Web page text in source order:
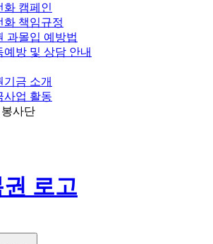
화 캠페인
화 책임규정
과몰입 예방법
예방 및 상담 안내
기금 소개
사업 활동
사단